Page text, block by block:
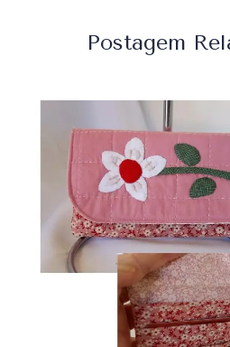
Postagem